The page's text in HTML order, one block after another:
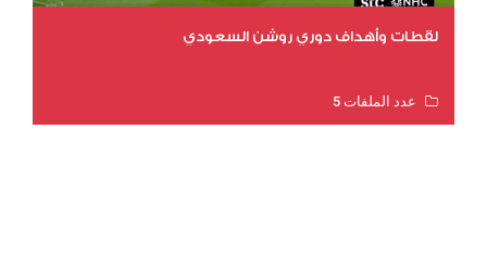
لقطات وأهداف دوري روشن السعودي
عدد الملفات 5